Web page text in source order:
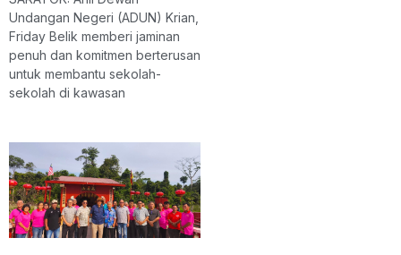
Undangan Negeri (ADUN) Krian,
Friday Belik memberi jaminan
penuh dan komitmen berterusan
untuk membantu sekolah-
sekolah di kawasan